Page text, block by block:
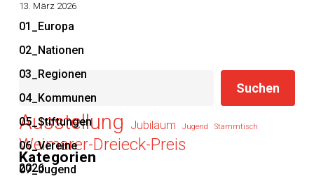
13. März 2026
Suchen
Suchen
Kategorien
01_Europa
02_Nationen
03_Regionen
04_Kommunen
05_Stiftungen
06_Vereine
07_Jugend
2026
Ausstellung Jubiläum Jugend Stammtisch
Weimarer-Dreieck-Preis